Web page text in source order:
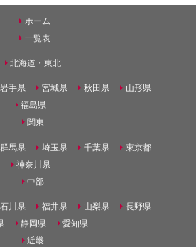
ホーム
一覧表
北海道・東北
岩手県 宮城県 秋田県
山形県
福島県
関東
群馬県 埼玉県 千葉県
東京都
神奈川県
中部
石川県 福井県 山梨県
長野県
静岡県
愛知県
近畿